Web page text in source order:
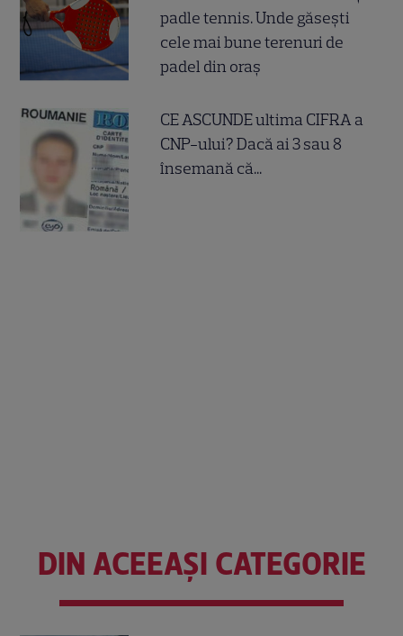
padle tennis. Unde găsești
cele mai bune terenuri de
padel din oraș
CE ASCUNDE ultima CIFRA a
CNP-ului? Dacă ai 3 sau 8
însemană că...
DIN ACEEAȘI CATEGORIE